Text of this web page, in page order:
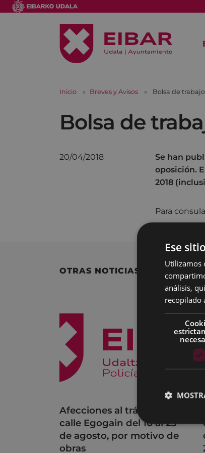
Inicio Breves y Avisos Bolsa de
Bolsa de
20/04/2018
Se han
oposición.
2018
Para
OTRAS NOTICIAS
Afecciones al tráfico en la
calle Egogain del 10 al 23
de agosto, por motivo de
obras
Ese
Utilizamos
análisis,
recopilado